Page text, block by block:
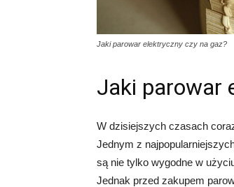
Jaki parowar elektryczny czy na gaz?
Jaki parowar
W dzisiejszych czasach
Jednym z
są nie tylko wygodne w
Jednak przed zakupem